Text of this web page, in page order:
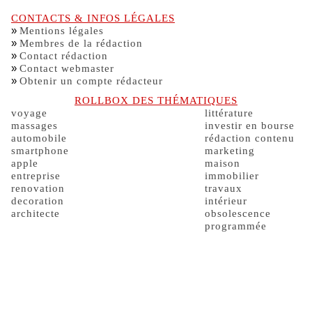
CONTACTS & INFOS LÉGALES
» Mentions légales
» Membres de la rédaction
» Contact rédaction
» Contact webmaster
» Obtenir un compte rédacteur
ROLLBOX DES THÉMATIQUES
voyage
massages
automobile
smartphone
apple
entreprise
renovation
decoration
architecte
littérature
investir en bourse
rédaction contenu
marketing
maison
immobilier
travaux
intérieur
obsolescence
programmée